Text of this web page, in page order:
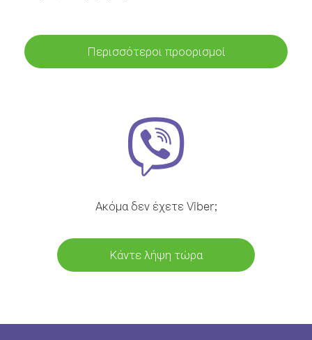
Περισσότεροι προορισμοί
Ακόμα δεν έχετε Viber;
Κάντε λήψη τώρα